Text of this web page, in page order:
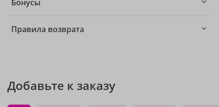
Бонусы
Правила возврата
Добавьте к заказу